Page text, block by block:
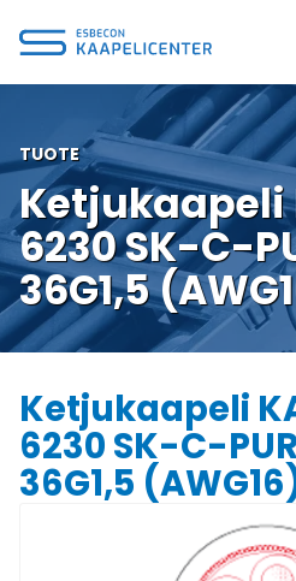
sisältöön
TUOTE
Ketjukaapeli
6230 SK-C-
36G1,5
Ketjukaapeli
6230 SK-C-
36G1,5